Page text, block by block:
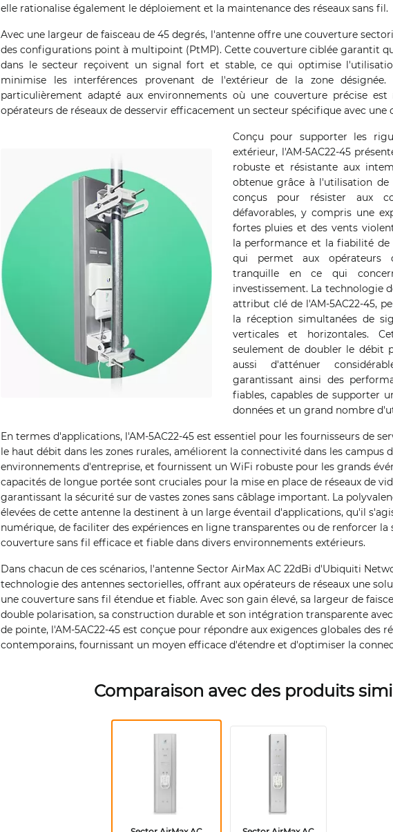
elle rationalise également le déploiement et la maintenance des réseaux sans fil.
Avec une largeur de faisceau de 45 degrés, l'antenne offre une couverture
des configurations point à multipoint (PtMP). Cette couverture ciblée garantit
dans le secteur reçoivent un signal fort et stable, ce qui optimise
minimise les interférences provenant de l'extérieur de la zone
particulièrement adapté aux environnements où une couverture précise est
opérateurs de réseaux de desservir efficacement un secteur spécifique avec
Conçu pour supporter les
extérieur, l'AM-5AC22-45
robuste et résistante aux
obtenue grâce à l'utilisation
conçus pour résister aux
défavorables, y compris une
fortes pluies et des vents
la performance et la fiabilité
qui permet aux opérateurs
tranquille en ce qui
investissement. La technologie
attribut clé de l'AM-5AC22-45,
la réception simultanées de
verticales et horizontales.
seulement de doubler le débit
aussi d'atténuer
garantissant ainsi des
fiables, capables de supporter
données et un grand nombre
En termes d'applications, l'AM-5AC22-45 est essentiel pour les fournisseurs de
le haut débit dans les zones rurales, améliorent la connectivité dans les campus
environnements d'entreprise, et fournissent un WiFi robuste pour les grands
capacités de longue portée sont cruciales pour la mise en place de réseaux de
garantissant la sécurité sur de vastes zones sans câblage important. La
élevées de cette antenne la destinent à un large éventail d'applications, qu'il
numérique, de faciliter des expériences en ligne transparentes ou de renforcer la
couverture sans fil efficace et fiable dans divers environnements extérieurs.
Dans chacun de ces scénarios, l'antenne Sector AirMax AC 22dBi d'Ubiquiti
technologie des antennes sectorielles, offrant aux opérateurs de réseaux une
une couverture sans fil étendue et fiable. Avec son gain élevé, sa largeur de
double polarisation, sa construction durable et son intégration transparente
de pointe, l'AM-5AC22-45 est conçue pour répondre aux exigences globales des
contemporains, fournissant un moyen efficace d'étendre et d'optimiser la
Comparaison avec des produits